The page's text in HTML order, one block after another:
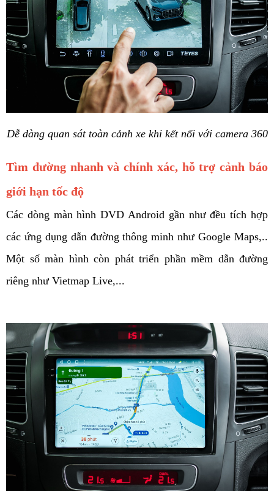
Dễ dàng quan sát toàn cảnh xe khi kết nối với camera 360
Tìm đường nhanh và chính xác, hỗ trợ cảnh báo
giới hạn tốc độ
Các dòng màn hình DVD Android gần như đều tích hợp
các ứng dụng dẫn đường thông minh như Google Maps,..
Một số màn hình còn phát triển phần mềm dẫn đường
riêng như Vietmap Live,...